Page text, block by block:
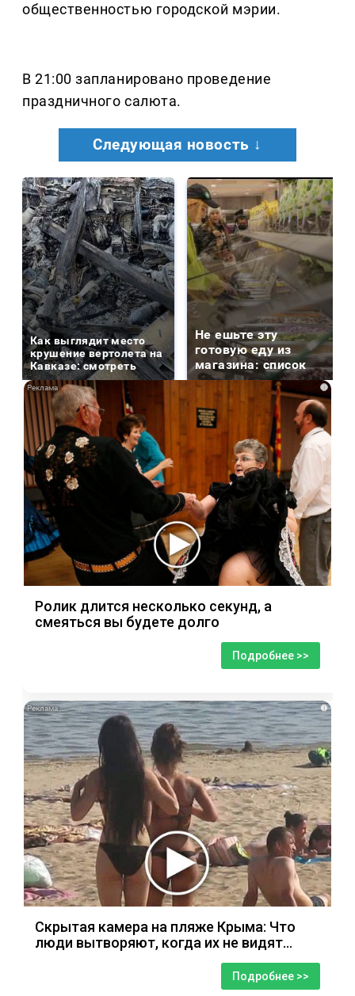
общественностью городской мэрии.
В 21:00 запланировано проведение
праздничного салюта.
Следующая новость ↓
Как выглядит место
крушение вертолета на
Кавказе: смотреть
Не ешьте эту
готовую еду из
магазина: список
i
Ролик длится несколько секунд, а
смеяться вы будете долго
Подробнее >>
i
Скрытая камера на пляже Крыма: Что
люди вытворяют, когда их не видят...
Подробнее >>